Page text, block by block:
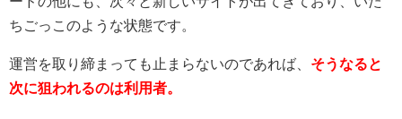
ちごっこのような状態です。
運営を取り締まっても止まらないのであれば、 そうなると
次に狙われるのは利用者。